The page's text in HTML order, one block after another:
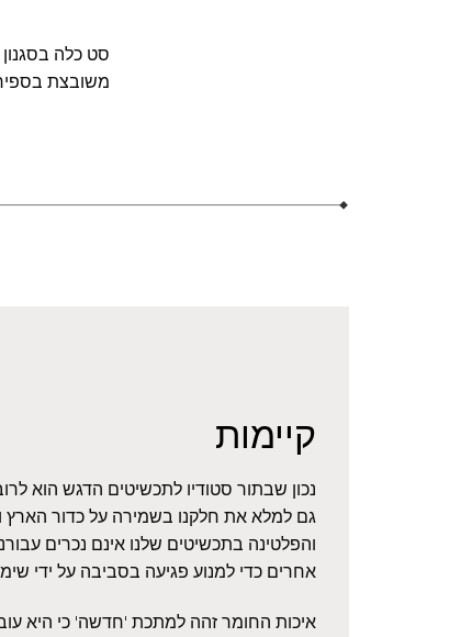
סט כלה
משובצת בספיר 5 מ"מ. שימו לב שהספיר היא אבן טבעית והגוון עשוי להשתנות
קיימות
נכון שבתור סטודיו לתכשיטים הדגש הוא
גם למלא את חלקנו בשמירה על כדור הארץ
והפלטינה בתכשיטים שלנו אינם נכרים
אחרים כדי למנוע פגיעה בסביבה על ידי
איכות החומר זהה למתכת 'חדשה' כי היא